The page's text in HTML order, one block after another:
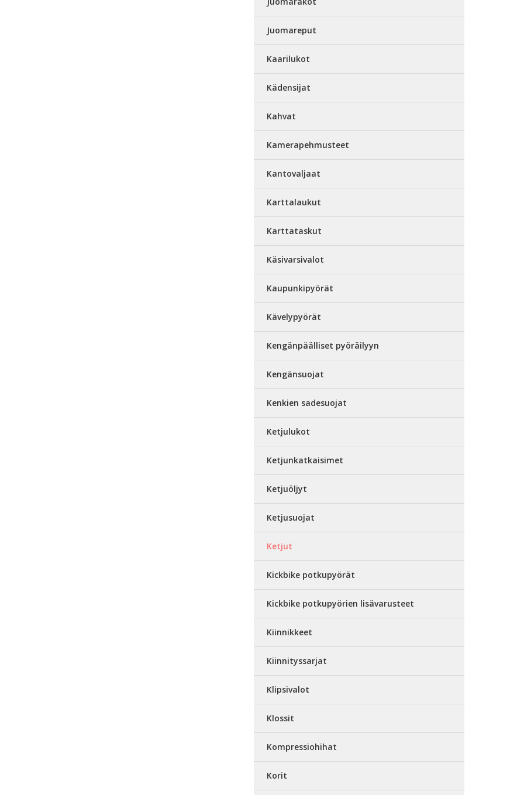
Juomareput
Kaarilukot
Kädensijat
Kahvat
Kamerapehmusteet
Kantovaljaat
Karttalaukut
Karttataskut
Käsivarsivalot
Kaupunkipyörät
Kävelypyörät
Kengänpäälliset pyöräilyyn
Kengänsuojat
Kenkien sadesuojat
Ketjulukot
Ketjunkatkaisimet
Ketjuöljyt
Ketjusuojat
Ketjut
Kickbike potkupyörät
Kickbike potkupyörien lisävarusteet
Kiinnikkeet
Kiinnityssarjat
Klipsivalot
Klossit
Kompressiohihat
Korit